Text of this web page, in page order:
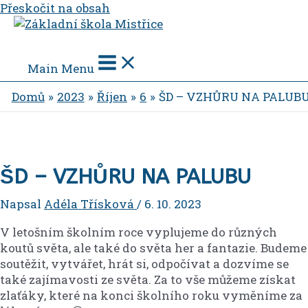
Přeskočit na obsah
Main Menu
Domů
2023 Říjen 6 ŠD – VZHŮRU NA
ŠD – VZHŮRU NA PALUBU
Napsal Adéla Třísková / 6. 10. 2023
V letošním školním roce vyplujeme do různých
koutů světa, ale také do světa her a fantazie. Budeme
soutěžit, vytvářet, hrát si, odpočívat a dozvíme se
také zajímavosti ze světa. Za to vše můžeme získat
zlaťáky, které na konci školního roku vyměníme za